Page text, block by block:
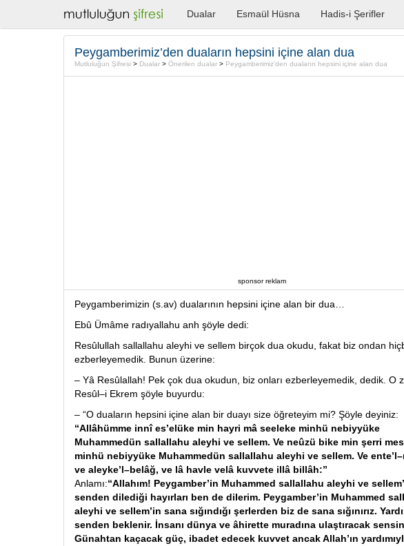
Dualar Esmaül Hüsna Hadis-i Şerifler
Peygamberimiz’den duaların hepsini içine alan dua
Mutluluğun Şifresi > Dualar > Önerilen dualar > Peygamberimiz’den duaların hepsini içine alan dua
sponsor reklam
Peygamberimizin (s.av) dualarının hepsini içine alan bir dua…
Ebû Ümâme radıyallahu anh şöyle dedi:
Resûlullah sallallahu aleyhi ve sellem birçok dua okudu, fakat biz ondan
ezberleyemedik. Bunun üzerine:
– Yâ Resûlallah! Pek çok dua okudun, biz onları ezberleyemedik, dedik. O
Resûl–i Ekrem şöyle buyurdu:
– “O duaların hepsini içine alan bir duayı size öğreteyim mi? Şöyle deyiniz:
“Allâhümme innî es’elüke min hayri mâ seeleke minhü nebiyyüke
Muhammedün sallallahu aleyhi ve sellem. Ve neûzü bike min şerri
minhü nebiyyüke Muhammedün sallallahu aleyhi ve sellem. Ve
ve aleyke’l–belâğ, ve lâ havle velâ kuvvete illâ billâh:”
Anlamı:“Allahım! Peygamber’in Muhammed sallallahu aleyhi ve
senden dilediği hayırları ben de dilerim. Peygamber’in Muhammed
aleyhi ve sellem’in sana sığındığı şerlerden biz de sana sığınırız.
senden beklenir. İnsanı dünya ve âhirette muradına ulaştıracak
Günahtan kaçacak güç, ibadet edecek kuvvet ancak Allah’ın